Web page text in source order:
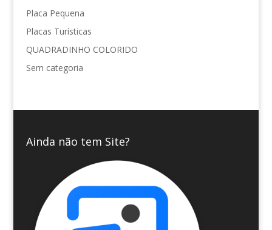
Placa Pequena
Placas Turísticas
QUADRADINHO COLORIDO
Sem categoria
Ainda não tem Site?